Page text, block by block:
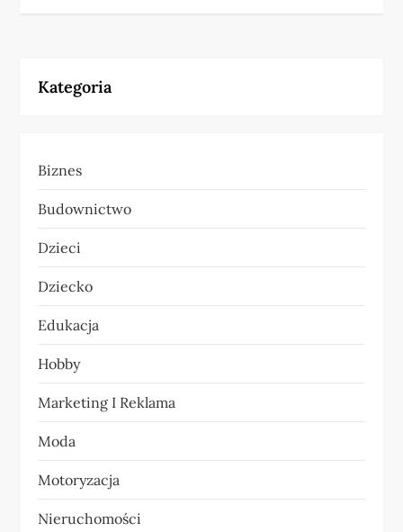
g
c
j
a
w
p
i
s
u
Kategoria
Biznes
Budownictwo
Dzieci
Dziecko
Edukacja
Hobby
Marketing I Reklama
Moda
Motoryzacja
Nieruchomości